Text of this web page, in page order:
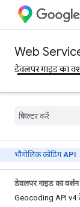
Web
डेवलपर गाइड का
भौगोलिक कोडिंग API
डेवलपर गाइड का
Geocoding API v4